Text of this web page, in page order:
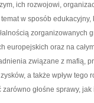
ich rozwojowi,
w sposób
zorganizowanych
europejskich oraz na
związane z mafią,
a także wpływ tego
głośne sprawy, jak